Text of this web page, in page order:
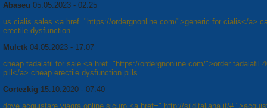
Abaseu 05.05.2023 - 02:25
us cialis sales <a href="https://ordergnonline.com/">generic for cialis</a>
erectile dysfunction
Mulctk 04.05.2023 - 17:07
cheap tadalafil for sale <a href="https://ordergnonline.com/">order tadalafil
pill</a> cheap erectile dysfunction pills
Cortezkig 15.10.2020 - 07:40
dove acquistare viagra online sicuro <a href=" http://silditaliana.it/#